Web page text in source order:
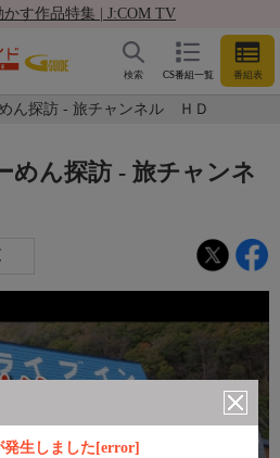
す作品特集 | J:COM TV
CS番組一覧 番組表
検索
ん探訪 - 旅チャンネル ＨＤ
発生しました[error]
めん探訪 - 旅チャンネ